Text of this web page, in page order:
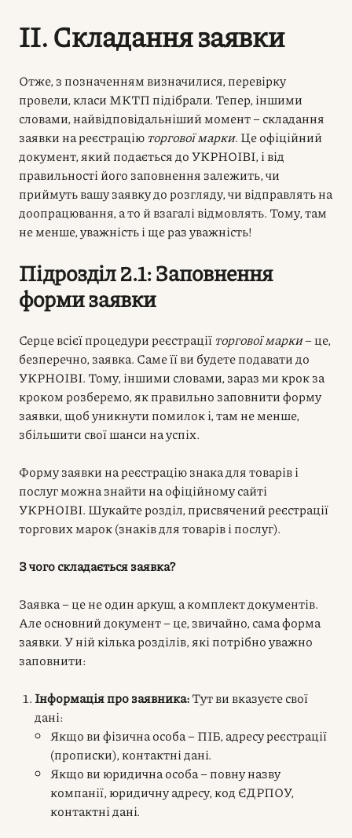
II. Складання заявки
Отже, з позначенням визначилися, перевірку
провели, класи МКТП підібрали. Тепер, іншими
словами, найвідповідальніший момент – складання
заявки на реєстрацію торгової марки. Це офіційний
документ, який подається до УКРНОІВІ, і від
правильності його заповнення залежить, чи
приймуть вашу заявку до розгляду, чи відправлять на
доопрацювання, а то й взагалі відмовлять. Тому, там
не менше, уважність і ще раз уважність!
Підрозділ 2.1: Заповнення
форми заявки
Серце всієї процедури реєстрації торгової марки– це,
безперечно, заявка. Саме її ви будете подавати до
УКРНОІВІ. Тому, іншими словами, зараз ми крок за
кроком розберемо, як правильно заповнити форму
заявки, щоб уникнути помилок і, там не менше,
збільшити свої шанси на успіх.
Форму заявки на реєстрацію знака для товарів і
послуг можна знайти на офіційному сайті
УКРНОІВІ. Шукайте розділ, присвячений реєстрації
торгових марок (знаків для товарів і послуг).
З чого складається заявка?
Заявка – це не один аркуш, а комплект документів.
Але основний документ – це, звичайно, сама форма
заявки. У ній кілька розділів, які потрібно уважно
заповнити:
Інформація про заявника:Тут ви вказуєте свої
дані:
Якщо ви фізична особа – ПІБ, адресу реєстрації
(прописки), контактні дані.
Якщо ви юридична особа – повну назву
компанії, юридичну адресу, код ЄДРПОУ,
контактні дані.